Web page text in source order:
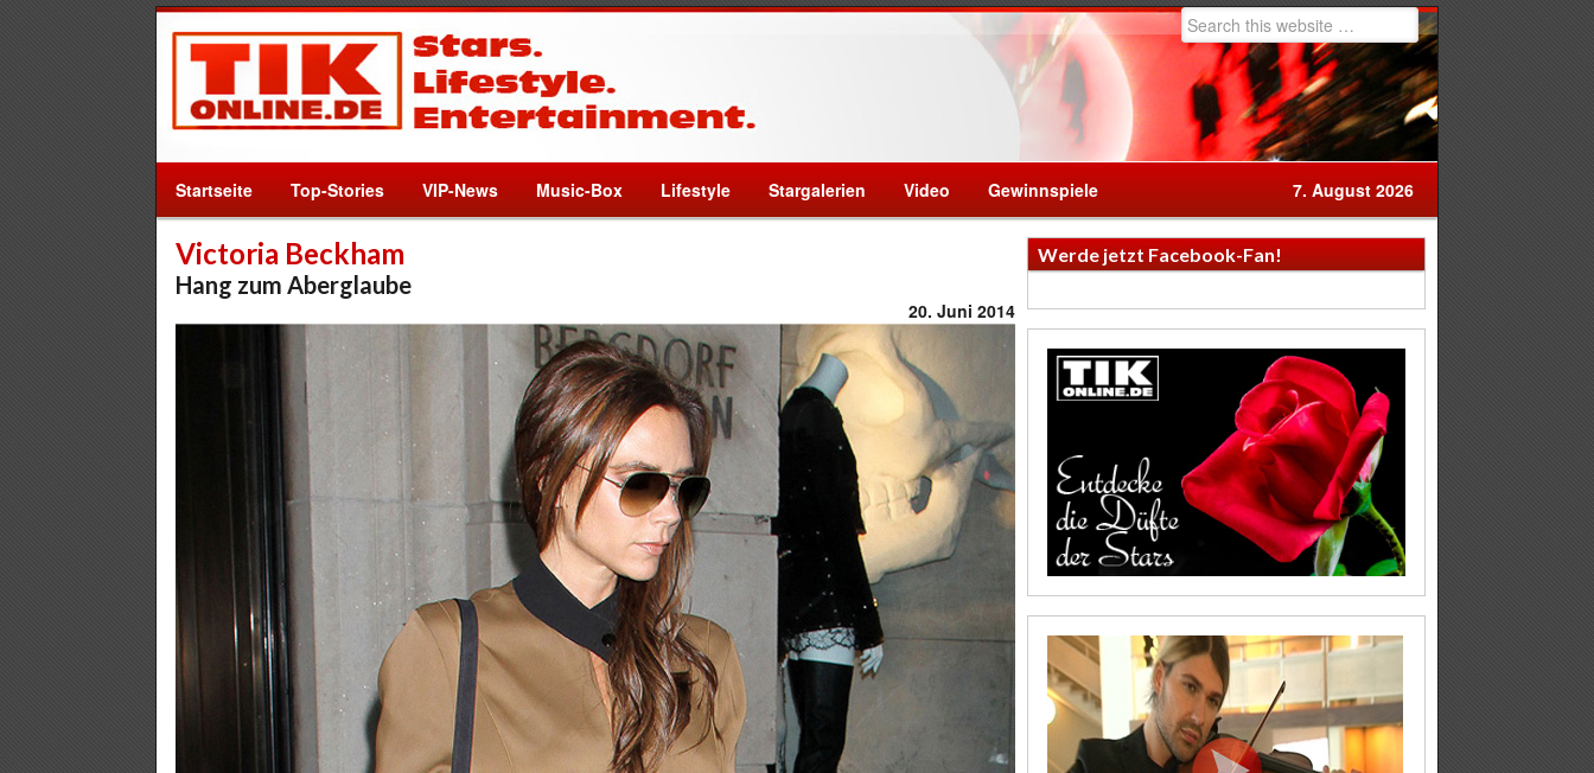
Startseite Top-Stories VIP-News Music-Box Lifestyle Stargalerien Video Gewinnspiele 7. August 2026
Victoria Beckham
Hang zum Aberglaube
20. Juni 2014
Werde jetzt Facebook-Fan!